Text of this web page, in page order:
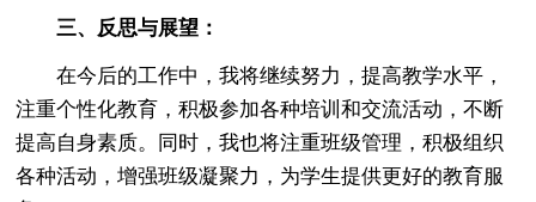
三、反思与展望：
在今后的工作中，我将继续努力，提高教学水平，
注重个性化教育，积极参加各种培训和交流活动，不断
提高自身素质。同时，我也将注重班级管理，积极组织
各种活动，增强班级凝聚力，为学生提供更好的教育服